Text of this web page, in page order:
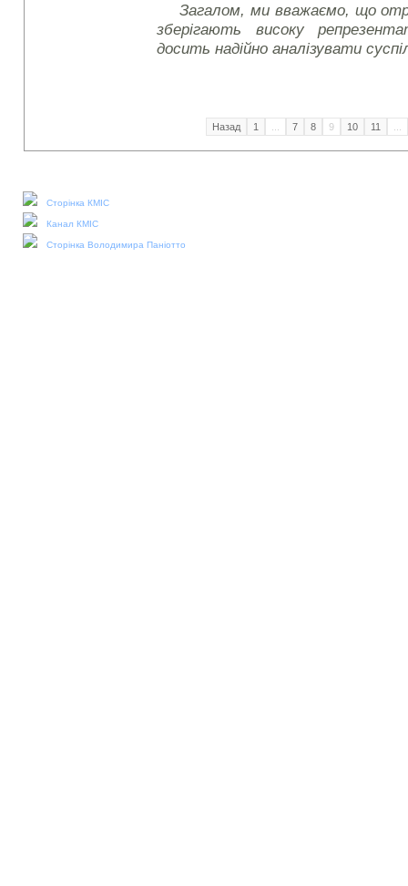
Загалом, ми вважаємо, що
зберігають високу
досить надійно аналізувати
Назад 1 7 8 9 10 11
Сторінка КМІС
Канал КМІС
Сторінка Володимира Паніотто